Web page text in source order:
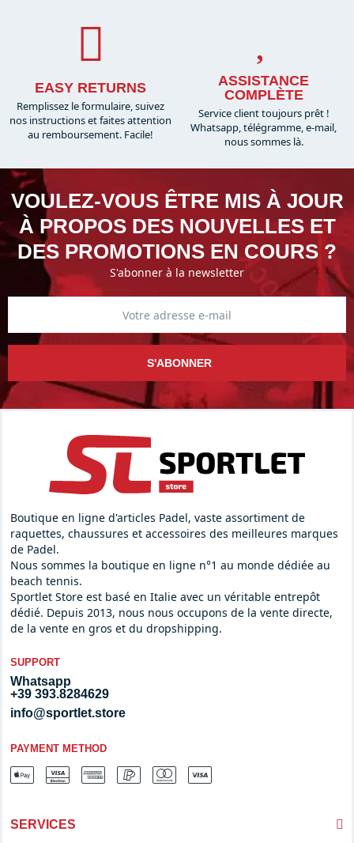
EASY RETURNS
Remplissez le formulaire, suivez
nos instructions et faites attention
au remboursement. Facile!
ASSISTANCE
COMPLÈTE
Service client toujours prêt !
Whatsapp, télégramme, e-mail,
nous sommes là.​
VOULEZ-VOUS ÊTRE MIS À JOUR
À PROPOS DES NOUVELLES ET
DES PROMOTIONS EN COURS ?
S'abonner à la newsletter
S'ABONNER
Boutique en ligne d'articles Padel, vaste assortiment de
raquettes, chaussures et accessoires des meilleures marques
de Padel.
Nous sommes la boutique en ligne n°1 au monde dédiée au
beach tennis.
Sportlet Store est basé en Italie avec un véritable entrepôt
dédié. Depuis 2013, nous nous occupons de la vente directe,
de la vente en gros et du dropshipping.
SUPPORT
Whatsapp
+39 393.8284629
info@sportlet.store
PAYMENT METHOD
SERVICES